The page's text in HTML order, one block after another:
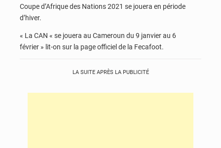
Coupe d’Afrique des Nations 2021 se jouera en période
d’hiver.
« La CAN « se jouera au Cameroun du 9 janvier au 6
février » lit-on sur la page officiel de la Fecafoot.
LA SUITE APRÈS LA PUBLICITÉ